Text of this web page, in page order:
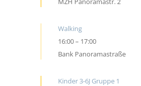
Walking
16:00– 17:00
Bank Panoramastraße
Kinder 3-6J Gruppe 1